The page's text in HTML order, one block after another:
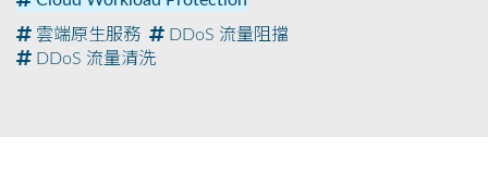
雲端原生服務
DDoS 流量阻擋
DDoS 流量清洗